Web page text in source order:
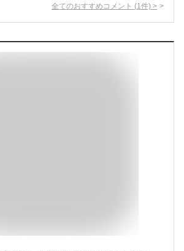
全てのおすすめコメント (1 件) >